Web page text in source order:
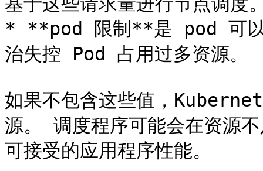
* **pod 限制**是 pod 可以
治失控 Pod 占用过多资源。
如果不包含这些值，
源。 调度程序可能会在资源
可接受的应用程序性能。